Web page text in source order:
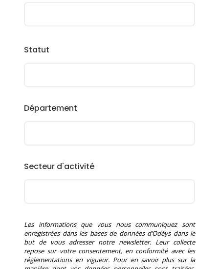
Statut
Département
Secteur d'activité